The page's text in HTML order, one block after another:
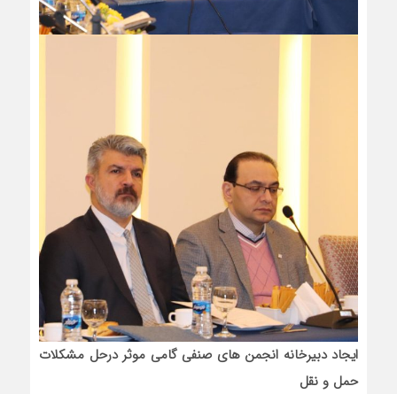
ایجاد دبیرخانه انجمن های صنفی گامی موثر درحل مشکلات
حمل و نقل